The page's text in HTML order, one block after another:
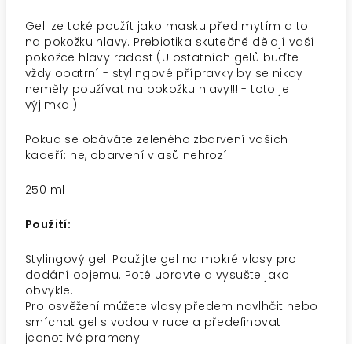
Gel lze také použít jako masku před mytím a to i
na pokožku hlavy. Prebiotika skutečně dělají vaší
pokožce hlavy radost (U ostatních gelů buďte
vždy opatrní - stylingové přípravky by se nikdy
neměly používat na pokožku hlavy!!! - toto je
výjimka!)
Pokud se obáváte zeleného zbarvení vašich
kadeří: ne, obarvení vlasů nehrozí.
250 ml
Použití:
Stylingový gel: Použijte gel na mokré vlasy pro
dodání objemu. Poté upravte a vysušte jako
obvykle.
Pro osvěžení můžete vlasy předem navlhčit nebo
smíchat gel s vodou v ruce a předefinovat
jednotlivé prameny.